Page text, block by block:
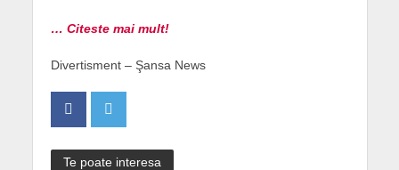
… Citeste mai mult!
Divertisment – Şansa News
Te poate interesa